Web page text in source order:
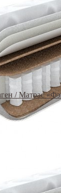
/ Матрас